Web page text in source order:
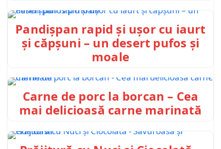
Pandișpan rapid și ușor cu iaurt
și căpșuni – un desert pufos și
moale
Carne de porc la borcan – Cea
mai delicioasă carne marinată